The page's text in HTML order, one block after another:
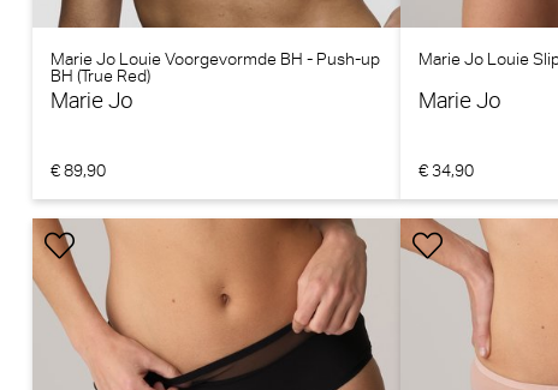
Marie Jo Louie Voorgevormde BH - Push-up
BH (True Red)
Marie Jo
€ 89,90
Marie Jo Louie
Marie Jo
€ 34,90